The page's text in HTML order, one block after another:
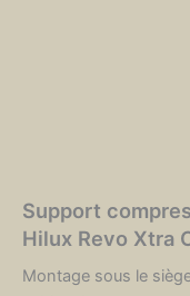
Support
Hilux Revo Xtra
Montage sous le